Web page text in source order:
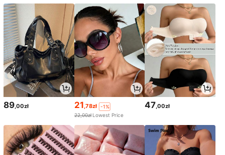
89,00zł 21,78zł
-1%
22,00zł Lowest Price
47,00zł